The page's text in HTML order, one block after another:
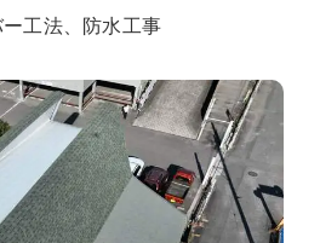
ー工法、防水工事